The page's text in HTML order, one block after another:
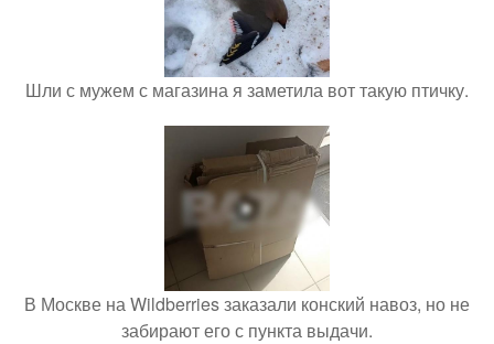
Шли с мужем с магазина я заметила вот такую птичку.
В Москве на Wildberries заказали конский навоз, но не
забирают его с пункта выдачи.